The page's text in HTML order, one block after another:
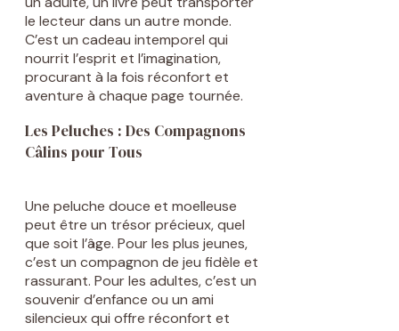
le lecteur dans un autre monde.
C’est un cadeau intemporel qui
nourrit l’esprit et l’imagination,
procurant à la fois réconfort et
aventure à chaque page tournée.
Les Peluches : Des Compagnons
Câlins pour Tous
Une peluche douce et moelleuse
peut être un trésor précieux, quel
que soit l’âge. Pour les plus jeunes,
c’est un compagnon de jeu fidèle et
rassurant. Pour les adultes, c’est un
souvenir d’enfance ou un ami
silencieux qui offre réconfort et